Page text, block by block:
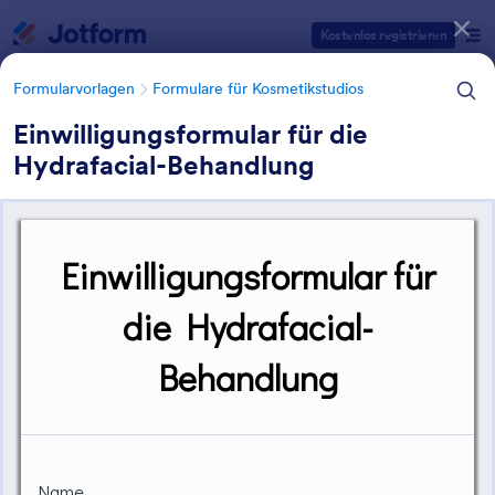
Kostenlos registrieren
Formularvorlagen Formulare für Kosmetikstudios
Einwilligungsformular für die
Hydrafacial-Behandlung
Spa Formulare
Formularvorlagen Kategorien